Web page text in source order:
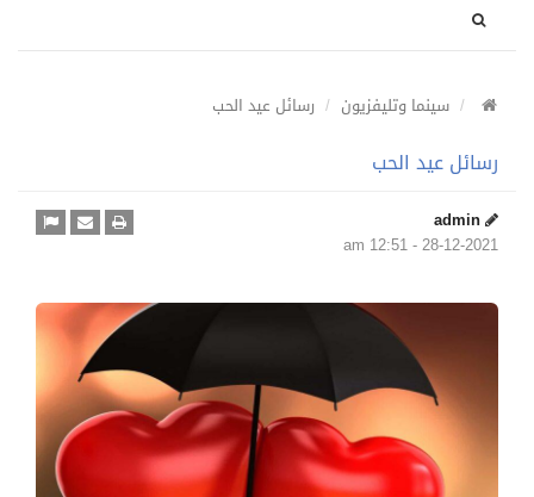
سينما وتليفزيون رسائل عيد الحب
رسائل عيد الحب
admin
28-12-2021 - 12:51 am